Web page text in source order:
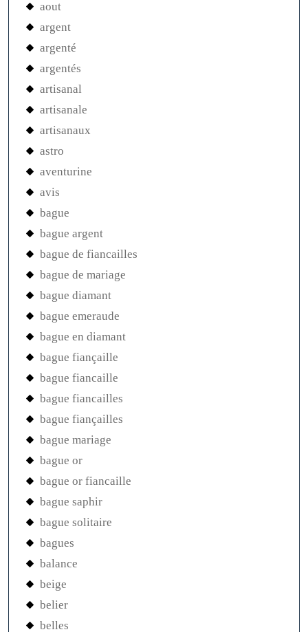
aout
argent
argenté
argentés
artisanal
artisanale
artisanaux
astro
aventurine
avis
bague
bague argent
bague de fiancailles
bague de mariage
bague diamant
bague emeraude
bague en diamant
bague fiançaille
bague fiancaille
bague fiancailles
bague fiançailles
bague mariage
bague or
bague or fiancaille
bague saphir
bague solitaire
bagues
balance
beige
belier
belles